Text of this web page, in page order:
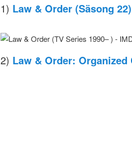
1) Law & Order (Säsong 22)
2) Law & Order: Organized